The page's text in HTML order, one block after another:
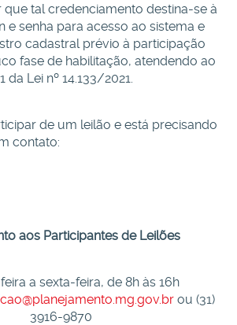
tal credenciamento destina-se à
e senha para acesso ao sistema e
cadastral prévio à participação
fase de habilitação, atendendo ao
Lei nº 14.133/2021.
de um leilão e está precisando
contato:
aos Participantes de Leilões
a sexta-feira, de 8h às 16h
ou (31)
3916-9870